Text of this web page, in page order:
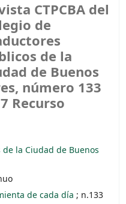
CTPCBA del
de
de la
de Buenos
número 133
Recurso
la Ciudad de Buenos
de cada día ; n.133